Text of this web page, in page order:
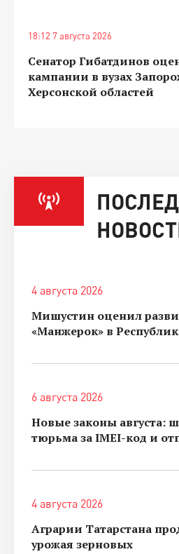
18:12 7 августа 2026
Сенатор Гибатдинов
кампании в вузах
Херсонской областей
4 августа 2026
Мишустин оценил
«Манжерок» в
6 августа 2026
Новые законы августа:
тюрьма за IMEI-код и
4 августа 2026
Аграрии Татарстана
урожая зерновых